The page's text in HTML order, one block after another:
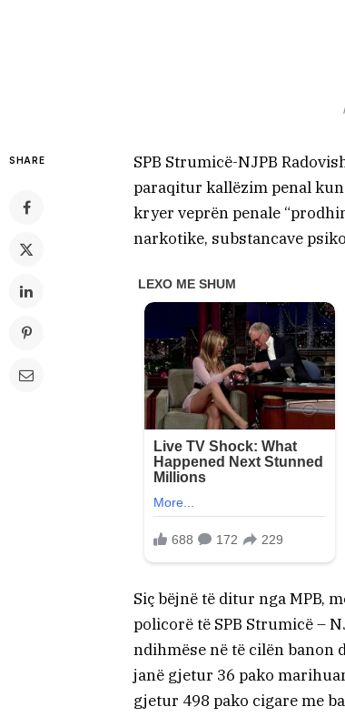
SHARE
SPB Strumicë-NJPB
paraqitur kallëzim penal
kryer veprën penale
narkotike, substancave
Siç bëjnë të ditur nga MPB,
policorë të SPB Strumicë –
ndihmëse në të cilën banon
janë gjetur 36 pako
gjetur 498 pako cigare me